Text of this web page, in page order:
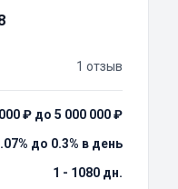
1 отзыв
₽ до 5 000 000 ₽
до 0.3% в день
1 - 1080 дн.